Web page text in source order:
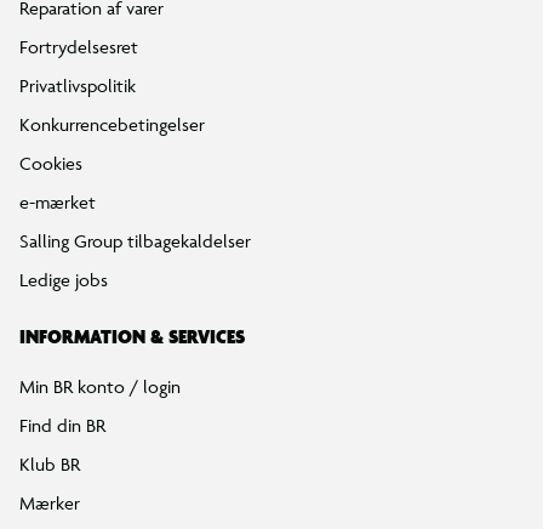
Reparation af varer
Fortrydelsesret
Privatlivspolitik
Konkurrencebetingelser
Cookies
e-mærket
Salling Group tilbagekaldelser
Ledige jobs
INFORMATION & SERVICES
Min BR konto / login
Find din BR
Klub BR
Mærker